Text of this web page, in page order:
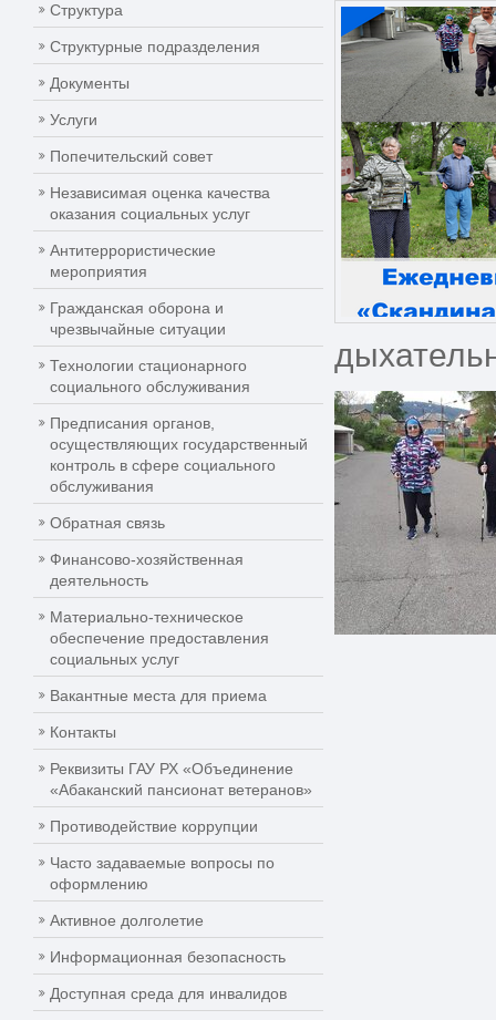
Структура
Структурные подразделения
Документы
Услуги
Попечительский совет
Независимая оценка качества
оказания социальных услуг
Антитеррористические
мероприятия
Гражданская оборона и
чрезвычайные ситуации
Технологии стационарного
социального обслуживания
Предписания органов,
осуществляющих государственный
контроль в сфере социального
обслуживания
Обратная связь
Финансово-хозяйственная
деятельность
Материально-техническое
обеспечение предоставления
социальных услуг
Вакантные места для приема
Контакты
Реквизиты ГАУ РХ «Объединение
«Абаканский пансионат ветеранов»
Противодействие коррупции
Часто задаваемые вопросы по
оформлению
Активное долголетие
Информационная безопасность
Доступная среда для инвалидов